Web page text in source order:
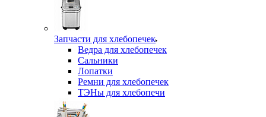
Запчасти для хлебопечек
Ведра для хлебопечек
Сальники
Лопатки
Ремни для хлебопечек
ТЭНы для хлебопечи